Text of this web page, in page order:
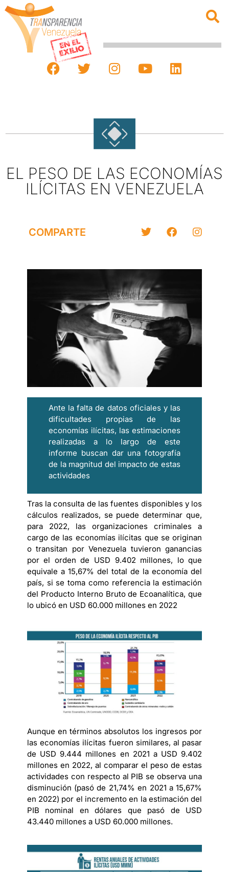
EL PESO DE LAS ECONOMÍAS
ILÍCITAS EN VENEZUELA
COMPARTE
Ante la falta de datos oficiales y las
dificultades propias de las
economías ilícitas, las estimaciones
realizadas a lo largo de este
informe buscan dar una fotografía
de la magnitud del impacto de estas
actividades
Tras la consulta de las fuentes disponibles y los
cálculos realizados, se puede determinar que,
para 2022, las organizaciones criminales a
cargo de las economías ilícitas que se originan
o transitan por Venezuela tuvieron ganancias
por el orden de USD 9.402 millones, lo que
equivale a 15,67% del total de la economía del
país, si se toma como referencia la estimación
del Producto Interno Bruto de Ecoanalítica, que
lo ubicó en USD 60.000 millones en 2022
Aunque en términos absolutos los ingresos por
las economías ilícitas fueron similares, al pasar
de USD 9.444 millones en 2021 a USD 9.402
millones en 2022, al comparar el peso de estas
actividades con respecto al PIB se observa una
disminución (pasó de 21,74% en 2021 a 15,67%
en 2022) por el incremento en la estimación del
PIB nominal en dólares que pasó de USD
43.440 millones a USD 60.000 millones.